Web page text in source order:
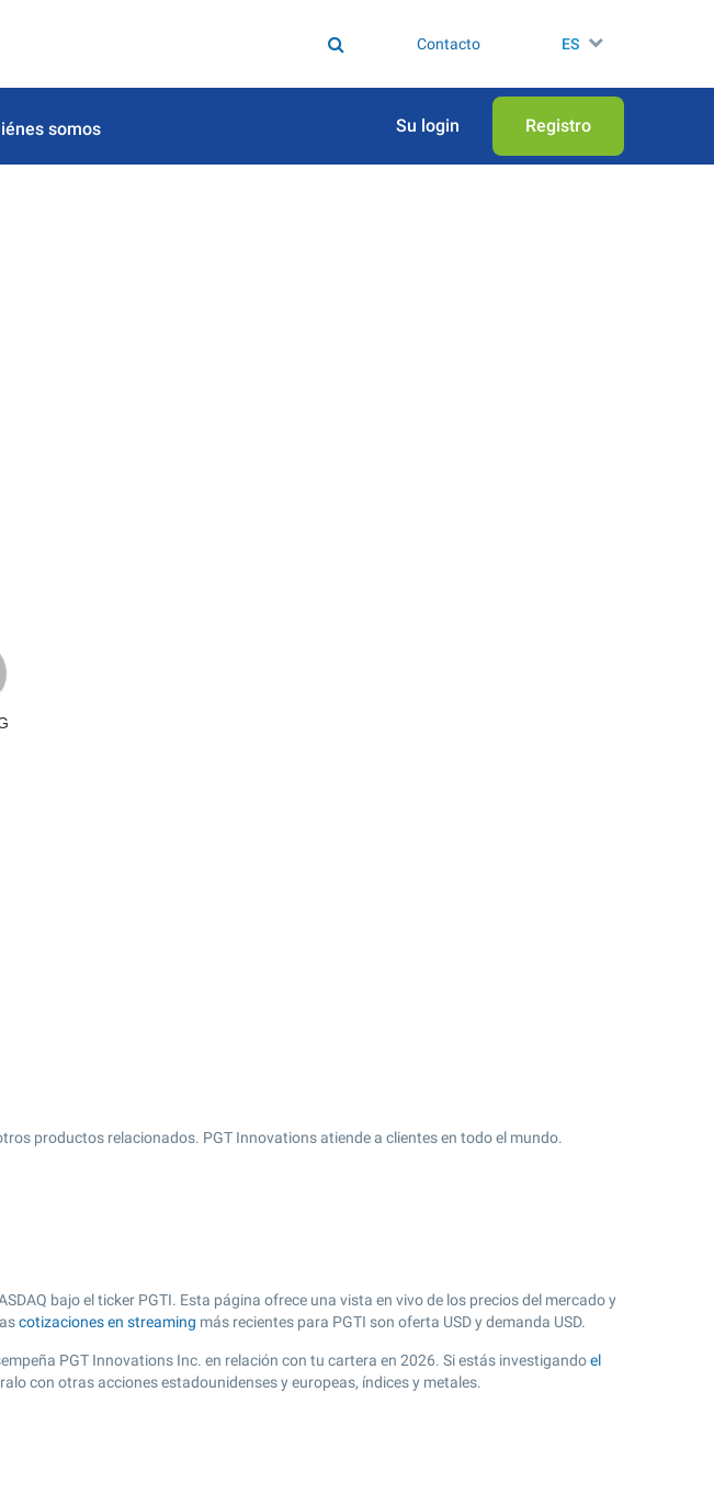
Contacto ES
somos Su login Registro
productos relacionados. PGT Innovations atiende a clientes en todo el mundo.
bajo el ticker PGTI. Esta página ofrece una vista en vivo de los precios del mercado y
cotizaciones en streaming más recientes para PGTI son oferta USD y demanda USD.
PGT Innovations Inc. en relación con tu cartera en 2026. Si estás investigandoel
con otras acciones estadounidenses y europeas, índices y metales.